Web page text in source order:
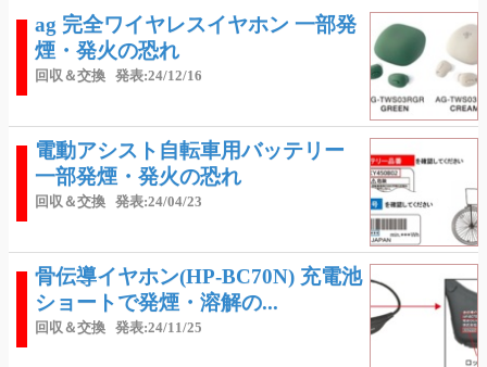
ag 完全ワイヤレスイヤホン 一部発
煙・発火の恐れ
回収＆交換 発表:24/12/16
電動アシスト自転車用バッテリー
一部発煙・発火の恐れ
回収＆交換 発表:24/04/23
骨伝導イヤホン(HP-BC70N) 充電池
ショートで発煙・溶解の...
回収＆交換 発表:24/11/25